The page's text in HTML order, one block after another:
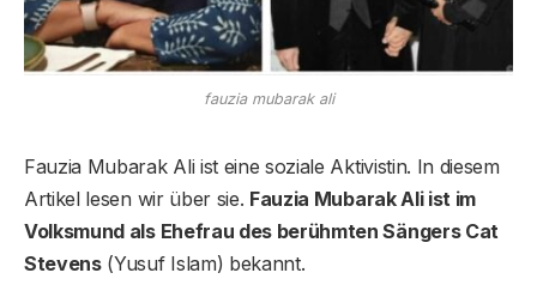
fauzia mubarak ali
Fauzia Mubarak Ali ist eine soziale Aktivistin. In diesem
Artikel lesen wir über sie. Fauzia Mubarak Ali ist im
Volksmund als Ehefrau des berühmten Sängers Cat
Stevens(Yusuf Islam) bekannt.